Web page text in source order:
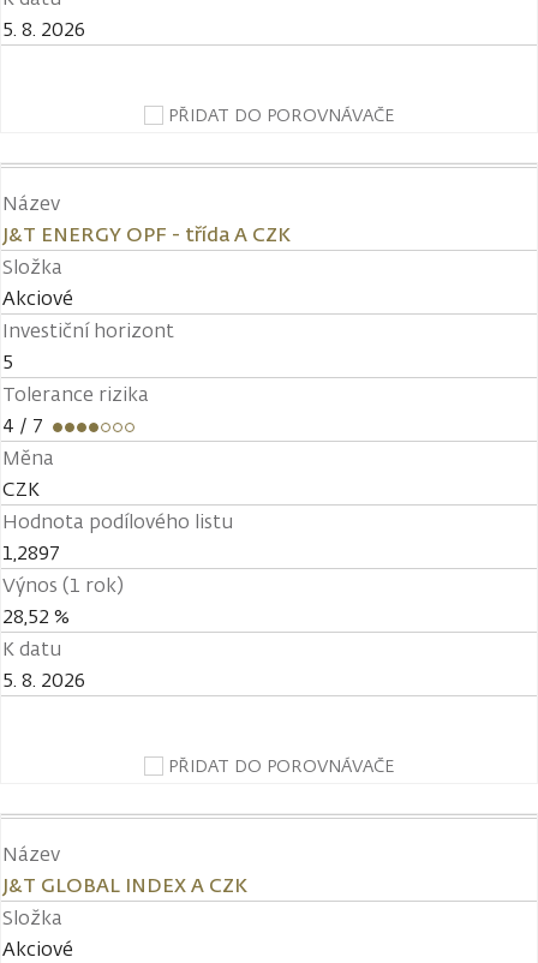
5. 8. 2026
PŘIDAT DO POROVNÁVAČE
Název
J&T ENERGY OPF - třída A CZK
Složka
Akciové
Investiční horizont
5
Tolerance rizika
4 / 7
Měna
CZK
Hodnota podílového listu
1,2897
Výnos (1 rok)
28,52 %
K datu
5. 8. 2026
PŘIDAT DO POROVNÁVAČE
Název
J&T GLOBAL INDEX A CZK
Složka
Akciové